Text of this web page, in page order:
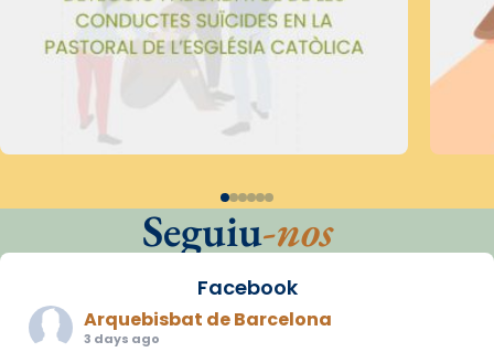
Seguiu-nos
Facebook
Arquebisbat de Barcelona
3 days ago